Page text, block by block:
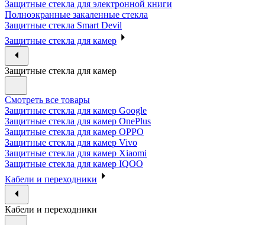
Защитные стекла для электронной книги
Полноэкранные закаленные стекла
Защитные стекла Smart Devil
Защитные стекла для камер
Защитные стекла для камер
Смотреть все товары
Защитные стекла для камер Google
Защитные стекла для камер OnePlus
Защитные стекла для камер OPPO
Защитные стекла для камер Vivo
Защитные стекла для камер Xiaomi
Защитные стекла для камер IQOO
Кабели и переходники
Кабели и переходники